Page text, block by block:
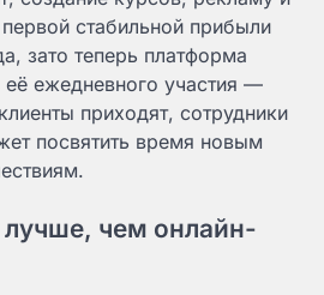
стабильной прибыли
зато теперь платформа
её ежедневного участия —
приходят, сотрудники
посвятить время новым
лучше, чем онлайн-